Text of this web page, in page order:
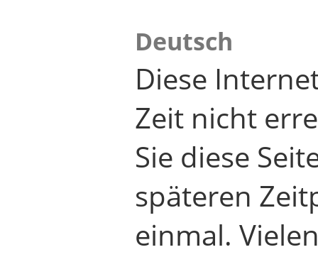
Deutsch
Diese
Zeit nicht
Sie diese
späteren
einmal.